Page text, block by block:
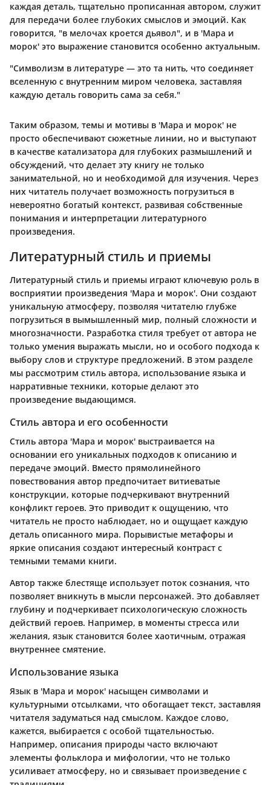
каждая деталь, тщательно прописанная автором, служит
для передачи более глубоких смыслов и эмоций. Как
говорится, "в мелочах кроется дьявол", и в 'Мара и
морок' это выражение становится особенно актуальным.
"Символизм в литературе — это та нить, что соединяет
вселенную с внутренним миром человека, заставляя
каждую деталь говорить сама за себя."
Таким образом, темы и мотивы в 'Мара и морок' не
просто обеспечивают сюжетные линии, но и выступают
в качестве катализатора для глубоких размышлений и
обсуждений, что делает эту книгу не только
занимательной, но и необходимой для изучения. Через
них читатель получает возможность погрузиться в
невероятно богатый контекст, развивая собственные
понимания и интерпретации литературного
произведения.
Литературный стиль и приемы
Литературный стиль и приемы играют ключевую роль в
восприятии произведения 'Мара и морок'. Они создают
уникальную атмосферу, позволяя читателю глубже
погрузиться в вымышленный мир, полный сложности и
многозначности. Разработка стиля требует от автора не
только умения выражать мысли, но и особого подхода к
выбору слов и структуре предложений. В этом разделе
мы рассмотрим стиль автора, использование языка и
нарративные техники, которые делают это
произведение выдающимся.
Стиль автора и его особенности
Стиль автора 'Мара и морок' выстраивается на
основании его уникальных подходов к описанию и
передаче эмоций. Вместо прямолинейного
повествования автор предпочитает витиеватые
конструкции, которые подчеркивают внутренний
конфликт героев. Это приводит к ощущению, что
читатель не просто наблюдает, но и ощущает каждую
деталь описанного мира. Порывистые метафоры и
яркие описания создают интересный контраст с
темными темами книги.
Автор также блестяще использует поток сознания, что
позволяет вникнуть в мысли персонажей. Это добавляет
глубину и подчеркивает психологическую сложность
действий героев. Например, в моменты стресса или
желания, язык становится более хаотичным, отражая
внутреннее смятение.
Использование языка
Язык в 'Мара и морок' насыщен символами и
культурными отсылками, что обогащает текст, заставляя
читателя задуматься над смыслом. Каждое слово,
кажется, выбирается с особой тщательностью.
Например, описания природы часто включают
элементы фольклора и мифологии, что не только
усиливает атмосферу, но и связывает произведение с